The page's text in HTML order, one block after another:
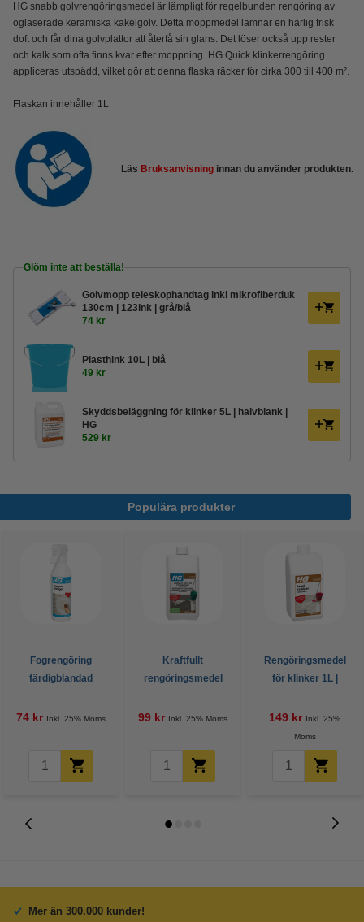
HG snabb golvrengöringsmedel är lämpligt för regelbunden rengöring av
oglaserade keramiska kakelgolv. Detta moppmedel lämnar en härlig frisk
doft och får dina golvplattor att återfå sin glans. Det löser också upp rester
och kalk som ofta finns kvar efter moppning. HG Quick klinkerrengöring
appliceras utspädd, vilket gör att denna flaska räcker för cirka 300 till 400 m².
Flaskan innehåller 1L
Läs Bruksanvisning innan du använder produkten.
Glöm inte att beställa!
Golvmopp teleskophandtag inkl mikrofiberduk
130cm | 123ink | grå/blå
74 kr
Plasthink 10L | blå
49 kr
Skyddsbeläggning för klinker 5L | halvblank |
HG
529 kr
Populära produkter
Fogrengöring
färdigblandad
74 kr Inkl. 25% Moms
Kraftfullt
rengöringsmedel
99 kr Inkl. 25% Moms
Rengöringsmedel
för klinker 1L |
HG
149 kr Inkl. 25%
Moms
Mer än 300.000 kunder!